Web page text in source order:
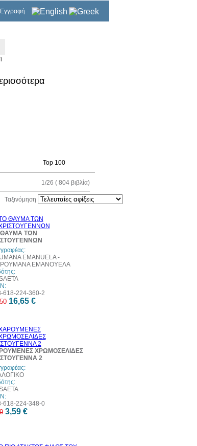
Εγγραφή
Top 100
1/26 ( 804 βιβλία)
Ταξινόμηση
ΤΩΝ
EMANUELA -
ΕΜΑΝΟΥΕΛΑ
618-224-360-2
16,65 €
ΧΡΩΜΟΣΕΛΙΔΕΣ
2
618-224-348-0
3,59 €